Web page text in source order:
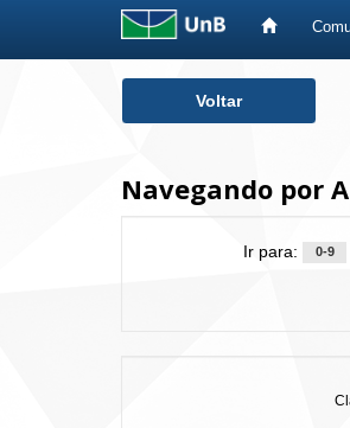
Voltar
Navegando por
Ir para: 0-9